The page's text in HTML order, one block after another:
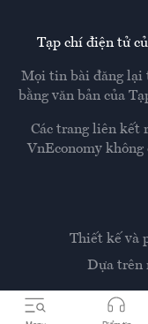
Thiết kế và
Dựa trên
Tạp chí điện tử
Mọi tin bài đăng lại
bằng văn bản của
Các trang liên kết
VnEconomy